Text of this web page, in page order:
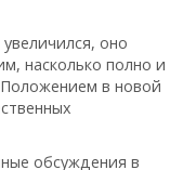
оно
насколько полно и
в новой
обсуждения в